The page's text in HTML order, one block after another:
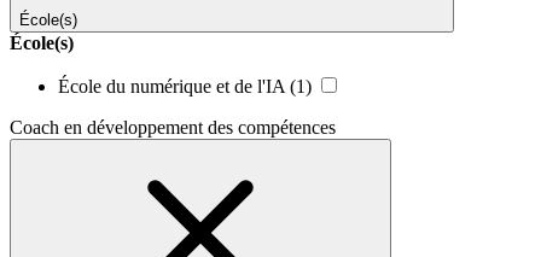
École(s)
École(s)
École du numérique et de l'IA (1)
Coach en développement des compétences